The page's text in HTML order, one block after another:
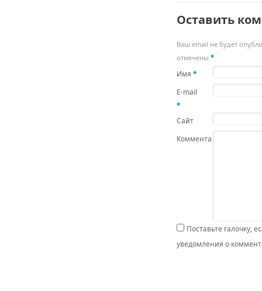
Оставить
Ваш email не будет
отмечены *
Имя *
E-mail
*
Сайт
Комментарий
Поставьте галочку,
уведомления о